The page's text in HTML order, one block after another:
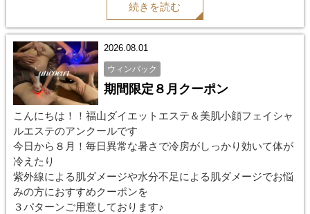
#ハーブピーリング#ブライダルエステ#レモンボトル
続きを読む
2026.08.01
ウィンバック
期間限定８月クーポン
こんにちは！！福山ダイエットエステ＆美肌小顔フェイシャ
ルエステのアンクールです
今日から８月！毎日異常な暑さで冷房がしっかり効いて体が
冷えたり
紫外線による肌ダメージや水分不足による肌ダメージでお悩
みの方におすすめクーポンを
３パターンご用意しております♪